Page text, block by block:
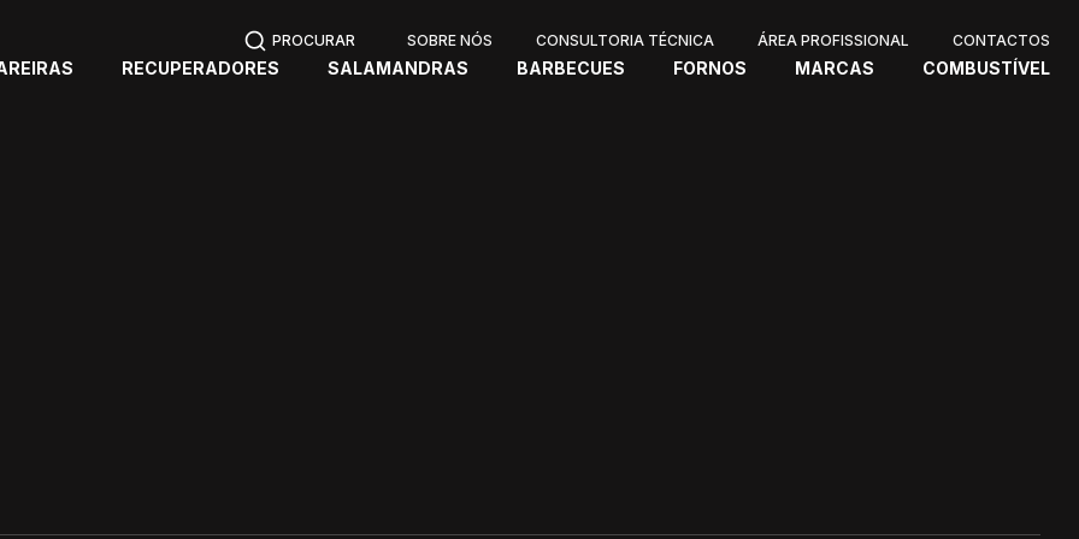
SOBRE NÓS CONSULTORIA TÉCNICA ÁREA PROFISSIONAL CONTACTOS
RECUPERADORES SALAMANDRAS BARBECUES FORNOS MARCAS COMBUSTÍVEL